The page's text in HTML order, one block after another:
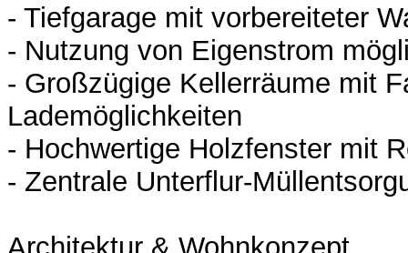
- Tiefgarage mit vorbereiteter
- Nutzung von Eigenstrom
- Großzügige Kellerräume mit
Lademöglichkeiten
- Hochwertige Holzfenster mit
- Zentrale Unterflur-